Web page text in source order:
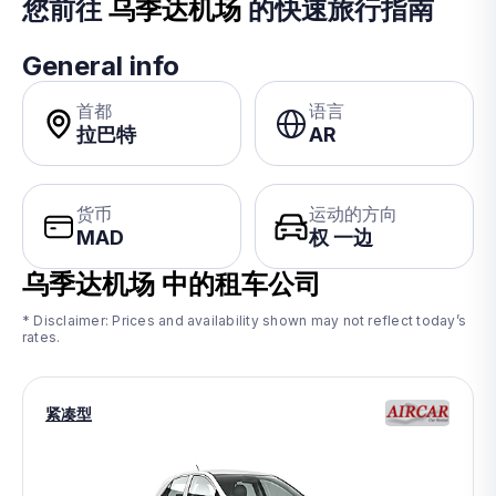
您前往 乌季达机场 的快速旅行指南
General info
首都
拉巴特
语言
AR
货币
MAD
运动的方向
权 一边
乌季达机场 中的租车公司
* Disclaimer: Prices and availability shown may not reflect today’s
rates.
紧凑型